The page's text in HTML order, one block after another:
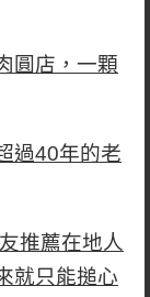
圓店，一顆
過40年的老
推薦在地人
就只能搥心